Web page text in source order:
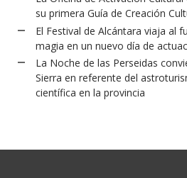
su primera Guía de Creación
El Festival de Alcántara viaja al
magia en un nuevo día de
La Noche de las Perseidas
Sierra en referente del
científica en la provincia